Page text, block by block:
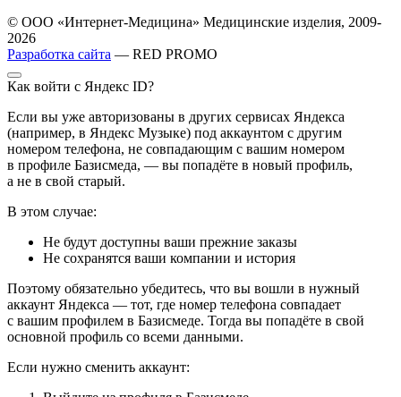
© ООО «Интернет-Медицина» Медицинские изделия, 2009-
2026
Разработка сайта — RED PROMO
Как войти с Яндекс ID?
Если вы уже авторизованы в других сервисах Яндекса
(например, в Яндекс Музыке) под аккаунтом с другим
номером телефона, не совпадающим с вашим номером
в профиле Базисмеда, — вы попадёте в новый профиль,
а не в свой старый.
В этом случае:
Не будут доступны ваши прежние заказы
Не сохранятся ваши компании и история
Поэтому обязательно убедитесь, что вы вошли в нужный
аккаунт Яндекса — тот, где номер телефона совпадает
с вашим профилем в Базисмеде. Тогда вы попадёте в свой
основной профиль со всеми данными.
Если нужно сменить аккаунт: